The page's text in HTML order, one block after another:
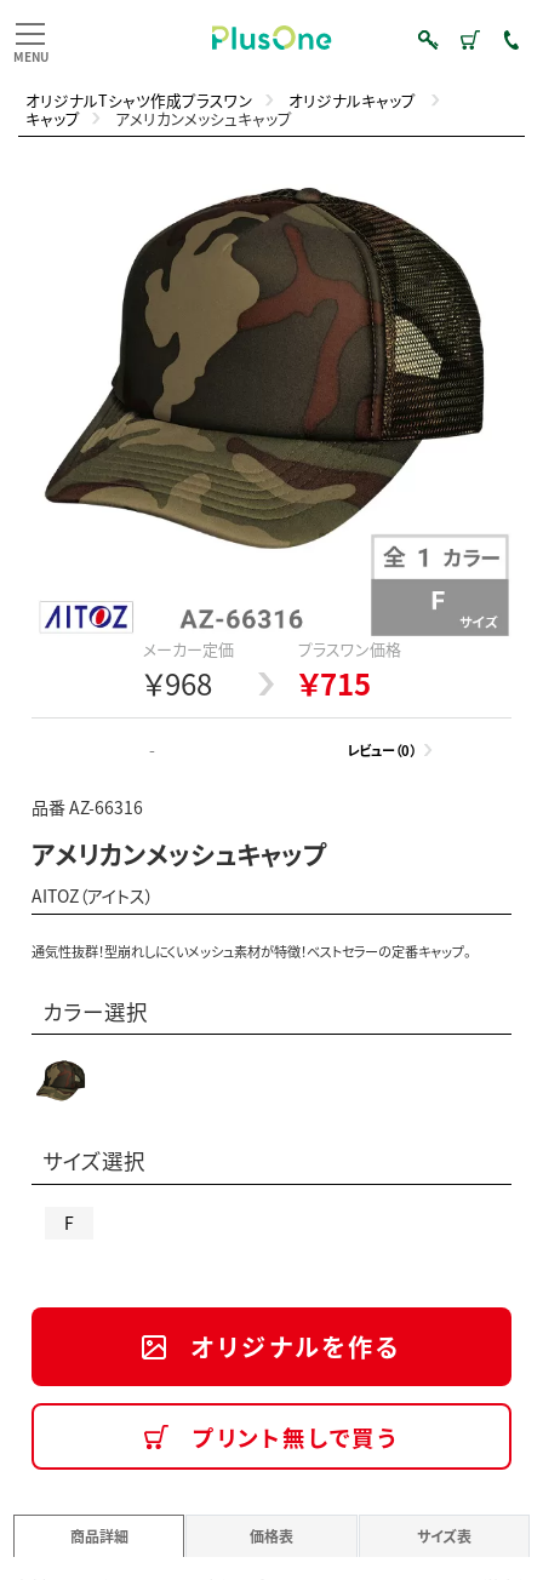
オリジナルTシャツ作成プラスワン オリジナルキャップ
キャップ アメリカンメッシュキャップ
メーカー定価
￥968
プラスワン価格
￥715
- レビュー（0）
品番 AZ-66316
アメリカンメッシュキャップ
AITOZ（アイトス）
通気性抜群！型崩れしにくいメッシュ素材が特徴！ベストセラーの定番キャップ。
カラー選択
サイズ選択
F
オリジナルを作る
プリント無しで買う
商品詳細 価格表 サイズ表